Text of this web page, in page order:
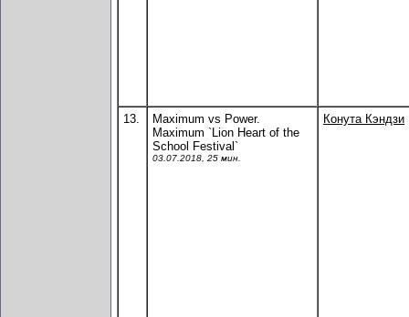
13.
Maximum vs Power.
Maximum `Lion Heart of the
School Festival`
03.07.2018, 25 мин.
Конута Кэндзи